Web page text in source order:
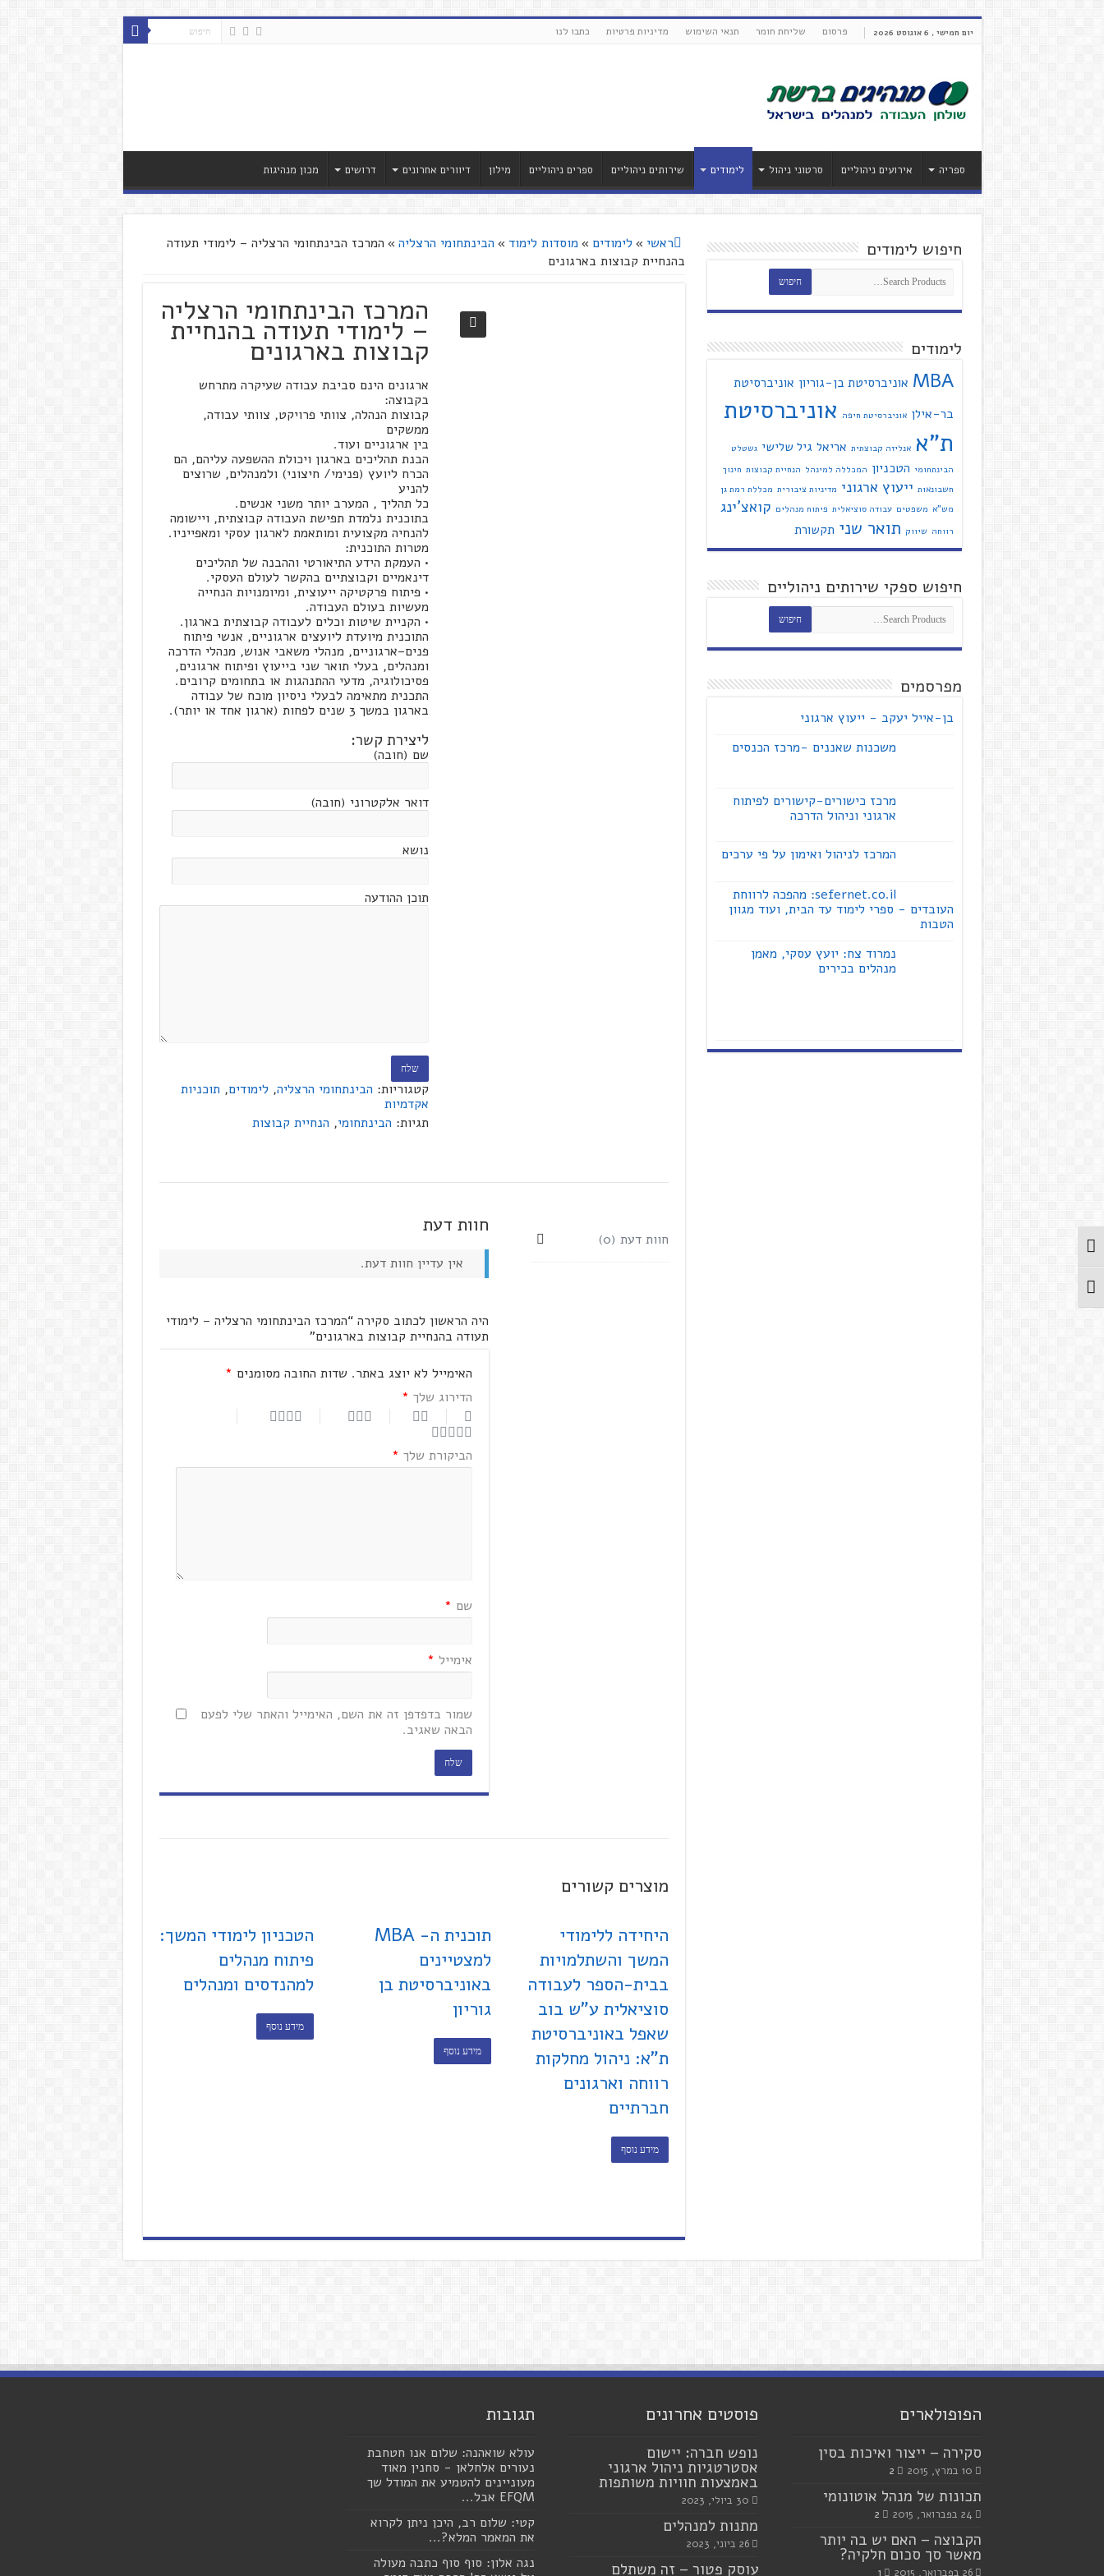
מתג ניגודיות גבוהה
מתג גודל גופן
יום חמישי , 6 אוגוסט 2026 פרסום שליחת חומר תנאי השימוש מדיניות פרטיות כתבו לנו
ספריה אירועים ניהוליים סרטוני ניהול לימודים שירותים ניהוליים ספרים ניהוליים מילון דיוורים אחרונים דרושים מכון מנהיגות
ראשי » לימודים » מוסדות לימוד » הבינתחומי הרצליה » המרכז הבינתחומי הרצליה – לימודי תעודה
בהנחיית קבוצות בארגונים
המרכז הבינתחומי הרצליה
– לימודי תעודה בהנחיית
קבוצות בארגונים
ארגונים הינם סביבת עבודה שעיקרה מתרחש
בקבוצה:
קבוצות הנהלה, צוותי פרויקט, צוותי עבודה,
ממשקים
בין ארגוניים ועוד.
הבנת תהליכים בארגון ויכולת ההשפעה עליהם, הם
הכרח ליועץ (פנימי/ חיצוני) ולמנהלים, שרוצים
להניע
כל תהליך , המערב יותר משני אנשים.
בתוכנית נלמדת תפישת העבודה קבוצתית, ויישומה
להנחיה מקצועית ומותאמת לארגון עסקי ומאפייניו.
מטרות התוכנית:
• העמקת הידע התיאורטי וההבנה של תהליכים
דינאמיים וקבוצתיים בהקשר לעולם העסקי.
• פיתוח פרקטיקה ייעוצית, ומיומנויות הנחייה
מעשיות בעולם העבודה.
• הקניית שיטות וכלים לעבודה קבוצתית בארגון.
התוכנית מיועדת ליועצים ארגוניים, אנשי פיתוח
פנים–ארגוניים, מנהלי משאבי אנוש, מנהלי הדרכה
ומנהלים, בעלי תואר שני בייעוץ ופיתוח ארגונים,
פסיכולוגיה, מדעי ההתנהגות או בתחומים קרובים.
התכנית מתאימה לבעלי ניסיון מוכח של עבודה
בארגון במשך 3 שנים לפחות (ארגון אחד או יותר).
ליצירת קשר:
שם (חובה)
דואר אלקטרוני (חובה)
נושא
תוכן ההודעה
קטגוריות: הבינתחומי הרצליה, לימודים, תוכניות
אקדמיות
תגיות: הבינתחומי, הנחיית קבוצות
חוות דעת (0)
חוות דעת
אין עדיין חוות דעת.
היה הראשון לכתוב סקירה “המרכז הבינתחומי הרצליה – לימודי
תעודה בהנחיית קבוצות בארגונים”
האימייל לא יוצג באתר. שדות החובה מסומנים *
הדירוג שלך *
הביקורת שלך *
שם *
אימייל *
שמור בדפדפן זה את השם, האימייל והאתר שלי לפעם
הבאה שאגיב.
מוצרים קשורים
היחידה ללימודי
המשך והשתלמויות
בבית-הספר לעבודה
סוציאלית ע"ש בוב
שאפל באוניברסיטת
ת"א: ניהול מחלקות
רווחה וארגונים
חברתיים
מידע נוסף
תוכנית ה- MBA
למצטיינים
באוניברסיטת בן
גוריון
מידע נוסף
הטכניון לימודי המשך:
פיתוח מנהלים
למהנדסים ומנהלים
מידע נוסף
חיפוש לימודים
לימודים
MBA אוניברסיטת בן-גוריון אוניברסיטת
בר-אילן אוניברסיטת חיפה אוניברסיטת
ת"א אנליזה קבוצתית אריאל גיל שלישי גשטלט
הבינתחומי הטכניון המכללה למינהל הנחיית קבוצות חינוך
חשבונאות ייעוץ ארגוני מדיניות ציבורית מכללת רמת גן
מש"א משפטים עבודה סוציאלית פיתוח מנהלים קואצ'ינג
רווחה שיווק תואר שני תקשורת
חיפוש ספקי שירותים ניהוליים
מפרסמים
בן-אייל יעקב - ייעוץ ארגוני
משכנות שאננים -מרכז הכנסים
מרכז כישורים-קישורים לפיתוח
ארגוני וניהול הדרכה
המרכז לניהול ואימון על פי ערכים
sefernet.co.il: מהפכה לרווחת
העובדים - ספרי לימוד עד הבית, ועוד מגוון
הטבות
נמרוד צח: יועץ עסקי, מאמן
מנהלים בכירים
הפופולארים
סקירה – ייצור ואיכות בסין
10 במרץ, 2015 2
תכונות של מנהל אוטונומי
24 בפברואר, 2015 2
הקבוצה – האם יש בה יותר
מאשר סך סכום חלקיה?
26 בפברואר, 2015 1
פוסטים אחרונים
נופש חברה: יישום
אסטרטגיות ניהול ארגוני
באמצעות חוויות משותפות
30 ביולי, 2023
מתנות למנהלים
26 ביוני, 2023
עוסק פטור – זה משתלם
תגובות
עולא שואהנה: שלום אנו חטחבת
נעורים אלחלאן - סחנין מאוד
מעוניינים להטמיע את המודל שך
EFQM אבל...
קטי: שלום רב, היכן ניתן לקרוא
את המאמר המלא?...
נגה אלון: סוף סוף כתבה מעולה